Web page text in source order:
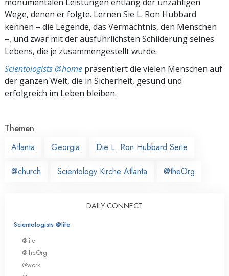
Wege, denen er folgte. Lernen Sie L. Ron Hubbard
kennen – die Legende, das Vermächtnis, den Menschen
–, und zwar mit der ausführlichsten Schilderung seines
Lebens, die je zusammengestellt wurde.
Scientologists @home präsentiert die vielen Menschen auf
der ganzen Welt, die in Sicherheit, gesund und
erfolgreich im Leben bleiben.
Themen
Atlanta
Georgia Die L. Ron Hubbard Serie
@church Scientology Kirche Atlanta @theOrg
DAILY CONNECT
Scientologists @life
@life
@theOrg
@work